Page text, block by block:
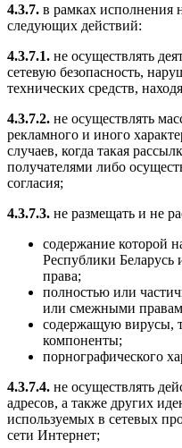
4.3.7. в рамках исполнения
следующих действий:
4.3.7.1. не осуществлять
сетевую безопасность,
технических средств,
4.3.7.2. не осуществлять
рекламного и иного
случаев, когда такая
получателями либо
согласия;
4.3.7.3. не размещать и не
содержание которой
Республики
права;
полностью или
или смежными
содержащую вирусы,
компоненты;
порнографического
4.3.7.4. не осуществлять
адресов, а также других
используемых в сетевых
сети Интернет;